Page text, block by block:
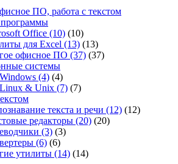
ПО, работа с текстом
Office (10) (10)
для Excel (13) (13)
офисное ПО (37) (37)
системы
(4) (4)
& Unix (7) (7)
текста и речи (12) (12)
редакторы (20) (20)
(3) (3)
(6) (6)
утилиты (14) (14)